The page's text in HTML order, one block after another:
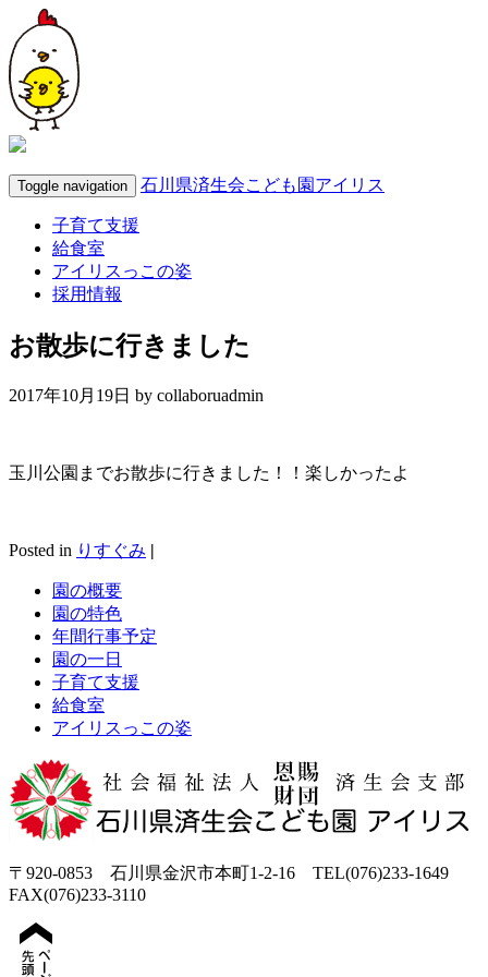
Toggle navigation 石川県済生会こども園アイリス
子育て支援
給食室
アイリスっこの姿
採用情報
お散歩に行きました
2017年10月19日 by collaboruadmin
玉川公園までお散歩に行きました！！楽しかったよ
Posted in りすぐみ |
園の概要
園の特色
年間行事予定
園の一日
子育て支援
給食室
アイリスっこの姿
〒920-0853 石川県金沢市本町1-2-16 TEL(076)233-1649
FAX(076)233-3110